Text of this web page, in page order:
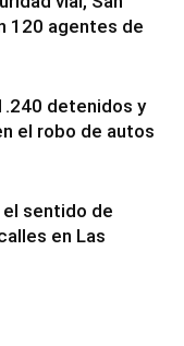
120 agentes de
detenidos y
el robo de autos
sentido de
en Las